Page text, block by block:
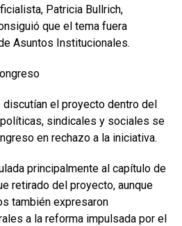
Patricia Bullrich,
que el tema fuera
Asuntos Institucionales.
el proyecto dentro del
sindicales y sociales se
en rechazo a la iniciativa.
principalmente al capítulo de
retirado del proyecto, aunque
también expresaron
a la reforma impulsada por el